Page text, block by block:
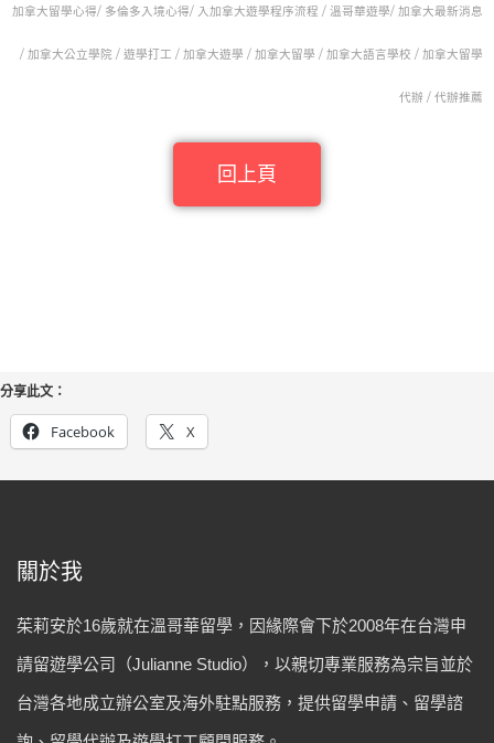
加拿大留學心得/ 多倫多入境心得/ 入加拿大遊學程序流程 / 溫哥華遊學/ 加拿大最新消息
/ 加拿大公立學院 / 遊學打工 / 加拿大遊學 / 加拿大留學 / 加拿大語言學校 / 加拿大留學
代辦 / 代辦推薦
回上頁
分享此文：
Facebook X
關於我
茱莉安於16歲就在溫哥華留學，因緣際會下於2008年在台灣申
請留遊學公司（Julianne Studio），以親切專業服務為宗旨並於
台灣各地成立辦公室及海外駐點服務，提供留學申請、留學諮